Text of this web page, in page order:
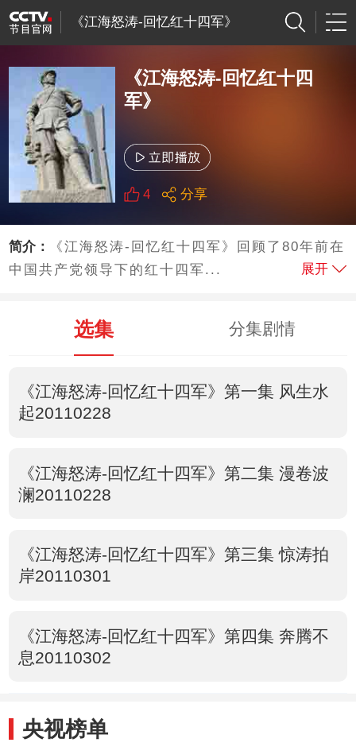
《江海怒涛-回忆红十四军》
《江海怒涛-回忆红十四
军》
4 分享
简介：
《江海怒涛-回忆红十四军》回顾了80年前在
中国共产党领导下的红十四军...
展开
选集 分集剧情
《江海怒涛-回忆红十四军》第一集 风生水
起20110228
《江海怒涛-回忆红十四军》第二集 漫卷波
澜20110228
《江海怒涛-回忆红十四军》第三集 惊涛拍
岸20110301
《江海怒涛-回忆红十四军》第四集 奔腾不
息20110302
央视榜单